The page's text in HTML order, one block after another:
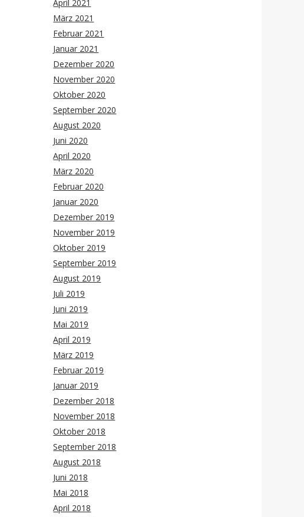
April 2021
März 2021
Februar 2021
Januar 2021
Dezember 2020
November 2020
Oktober 2020
September 2020
August 2020
Juni 2020
April 2020
März 2020
Februar 2020
Januar 2020
Dezember 2019
November 2019
Oktober 2019
September 2019
August 2019
Juli 2019
Juni 2019
Mai 2019
April 2019
März 2019
Februar 2019
Januar 2019
Dezember 2018
November 2018
Oktober 2018
September 2018
August 2018
Juni 2018
Mai 2018
April 2018